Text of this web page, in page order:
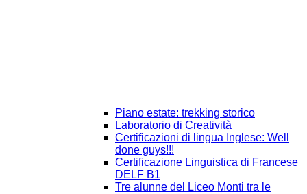
Piano estate: trekking storico
Laboratorio di Creatività
Certificazioni di lingua Inglese: Well
done guys!!!
Certificazione Linguistica di Francese
DELF B1
Tre alunne del Liceo Monti tra le